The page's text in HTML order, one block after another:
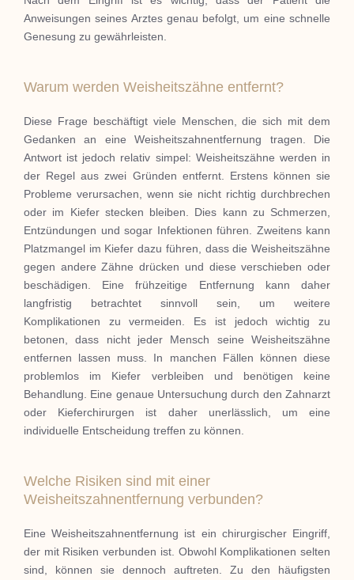
Anweisungen seines Arztes genau befolgt, um eine schnelle
Genesung zu gewährleisten.
Warum werden Weisheitszähne entfernt?
Diese Frage beschäftigt viele Menschen, die sich mit dem
Gedanken an eine Weisheitszahnentfernung tragen. Die
Antwort ist jedoch relativ simpel: Weisheitszähne werden in
der Regel aus zwei Gründen entfernt. Erstens können sie
Probleme verursachen, wenn sie nicht richtig durchbrechen
oder im Kiefer stecken bleiben. Dies kann zu Schmerzen,
Entzündungen und sogar Infektionen führen. Zweitens kann
Platzmangel im Kiefer dazu führen, dass die Weisheitszähne
gegen andere Zähne drücken und diese verschieben oder
beschädigen. Eine frühzeitige Entfernung kann daher
langfristig betrachtet sinnvoll sein, um weitere
Komplikationen zu vermeiden. Es ist jedoch wichtig zu
betonen, dass nicht jeder Mensch seine Weisheitszähne
entfernen lassen muss. In manchen Fällen können diese
problemlos im Kiefer verbleiben und benötigen keine
Behandlung. Eine genaue Untersuchung durch den Zahnarzt
oder Kieferchirurgen ist daher unerlässlich, um eine
individuelle Entscheidung treffen zu können.
Welche Risiken sind mit einer
Weisheitszahnentfernung verbunden?
Eine Weisheitszahnentfernung ist ein chirurgischer Eingriff,
der mit Risiken verbunden ist. Obwohl Komplikationen selten
sind, können sie dennoch auftreten. Zu den häufigsten